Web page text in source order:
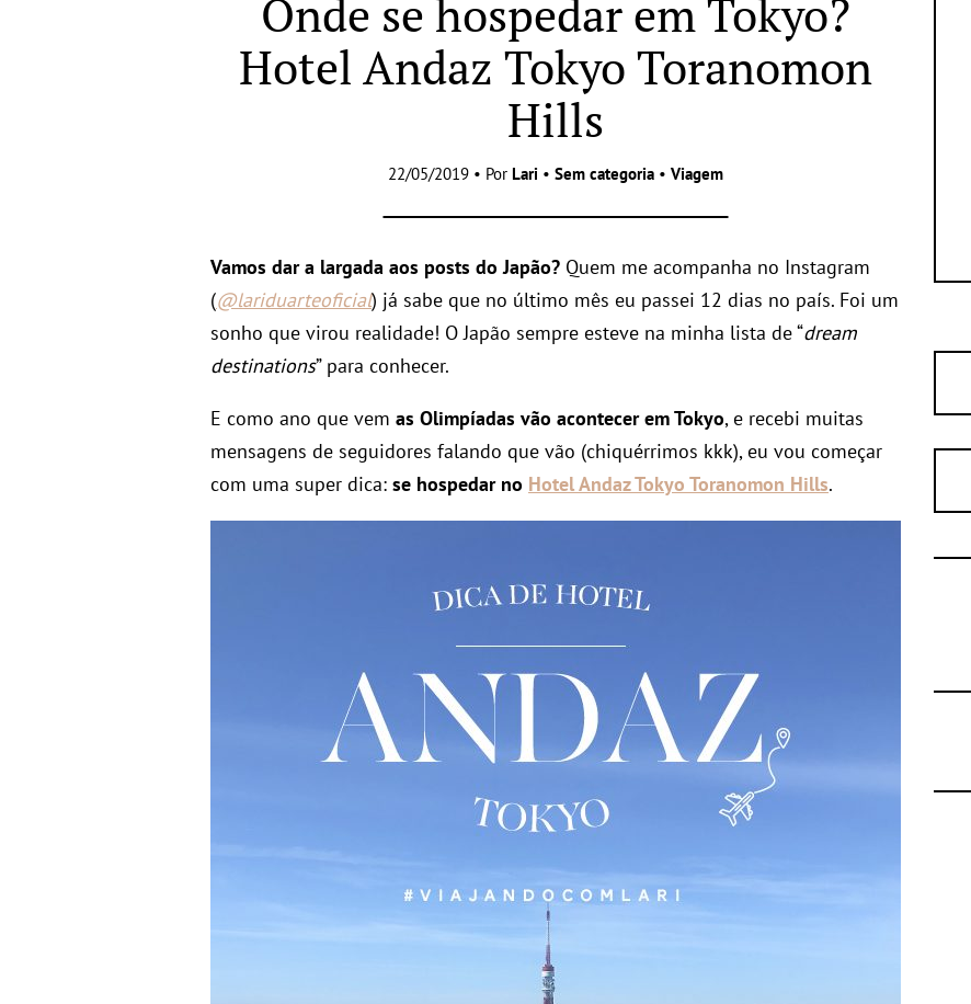
Onde se hospedar em Tokyo?
Hotel Andaz Tokyo Toranomon
Hills
22/05/2019 • Por Lari • Sem categoria • Viagem
Vamos dar a largada aos posts do Japão? Quem me acompanha no Instagram
(@lariduarteoficial) já sabe que no último mês eu passei 12 dias no país. Foi um
sonho que virou realidade! O Japão sempre esteve na minha lista de “dream
destinations” para conhecer.
E como ano que vem as Olimpíadas vão acontecer em Tokyo, e recebi muitas
mensagens de seguidores falando que vão (chiquérrimos kkk), eu vou começar
com uma super dica: se hospedar no Hotel Andaz Tokyo Toranomon Hills.